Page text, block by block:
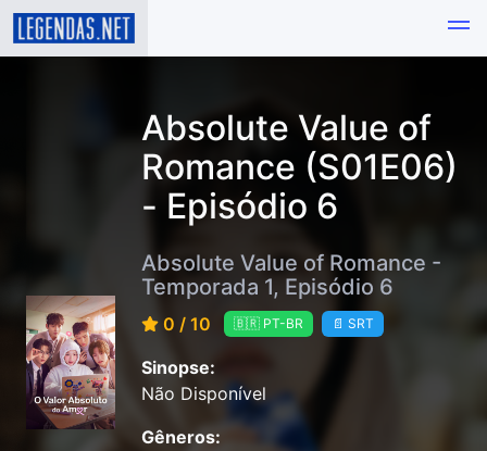
Absolute Value of
Romance (S01E06)
- Episódio 6
Absolute Value of Romance -
Temporada 1, Episódio 6
0 / 10 🇧🇷 PT-BR 📄 SRT
Sinopse:
Não Disponível
Gêneros: